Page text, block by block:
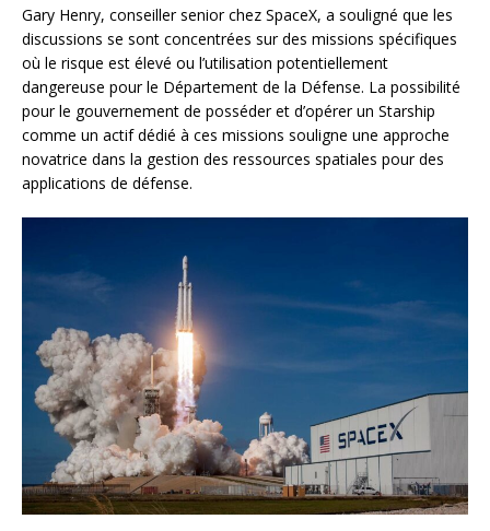
Gary Henry, conseiller senior chez SpaceX, a souligné que les
discussions se sont concentrées sur des missions spécifiques
où le risque est élevé ou l’utilisation potentiellement
dangereuse pour le Département de la Défense. La possibilité
pour le gouvernement de posséder et d’opérer un Starship
comme un actif dédié à ces missions souligne une approche
novatrice dans la gestion des ressources spatiales pour des
applications de défense.